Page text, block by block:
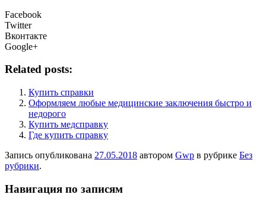
Facebook
Twitter
Вконтакте
Google+
Related posts:
Купить справки
Оформляем любые медицинские заключения быстро и
недорого
Купить медсправку
Где купить справку
Запись опубликована 27.05.2018 автором Gwp в рубрике Без
рубрики.
Навигация по записям